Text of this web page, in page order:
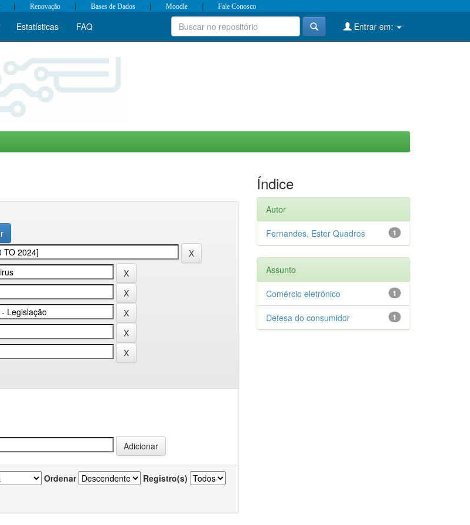
| Renovação | Bases de Dados | Moodle | Fale Conosco
Estatísticas FAQ Entrar em:
Ordenar Registro(s)
Índice
Autor
1
Fernandes, Ester Quadros
Assunto
1
Comércio eletrônico
1
Defesa do consumidor